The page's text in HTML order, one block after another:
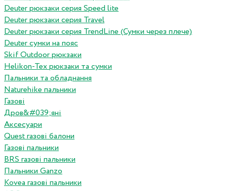
Deuter рюкзаки серия Speed lite
Deuter рюкзаки серия Travel
Deuter рюкзаки серия TrendLine (Сумки через плече)
Deuter сумки на пояс
Skif Outdoor рюкзаки
Helikon-Tex рюкзаки та сумки
Пальники та обладнання
Naturehike пальники
Газові
Дров&#039;яні
Аксесуари
Quest газові балони
Газові пальники
BRS газові пальники
Пальники Ganzo
Kovea газові пальники